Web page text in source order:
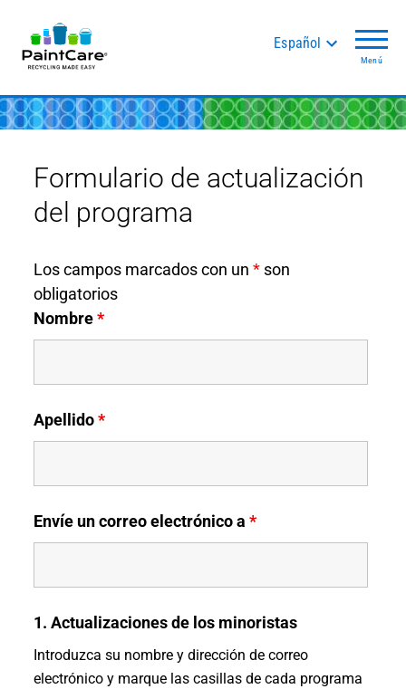
Español
Menú
Formulario de actualización
del programa
Los campos marcados con un* son
obligatorios
Nombre*
Apellido*
Envíe un correo electrónico a*
1. Actualizaciones de los minoristas
Introduzca su nombre y dirección de correo
electrónico y marque las casillas de cada programa